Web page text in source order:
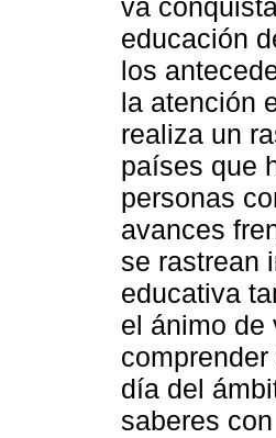
va
educación
los
la atención
realiza un
países que
personas
avances
se rastrean
educativa
el ánimo de
día del
saberes